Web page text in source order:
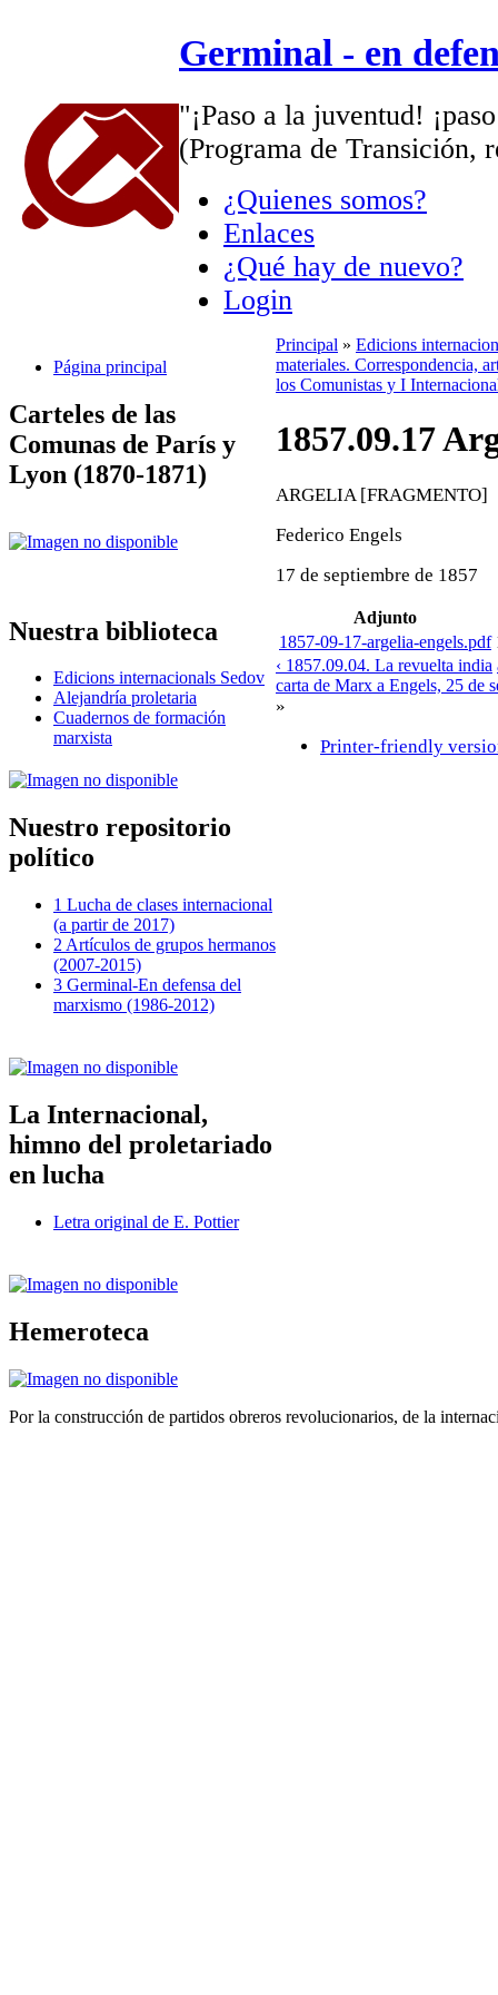
Germinal - en
"¡Paso a la juventud!
(Programa de Transición,
¿Quienes somos?
Enlaces
¿Qué hay de nuevo?
Login
Página principal
Carteles de las
Comunas de París y
Lyon (1870-1871)
Nuestra biblioteca
Edicions internacionals Sedov
Alejandría proletaria
Cuadernos de formación
marxista
Nuestro repositorio
político
1 Lucha de clases internacional
(a partir de 2017)
2 Artículos de grupos hermanos
(2007-2015)
3 Germinal-En defensa del
marxismo (1986-2012)
La Internacional,
himno del proletariado
en lucha
Letra original de E. Pottier
Hemeroteca
Principal » Edicions
materiales. Correspondencia,
los Comunistas y I
1857.09.17
ARGELIA [FRAGMENTO]
Federico Engels
17 de septiembre de 1857
Adjunto
1857-09-17-argelia-engels.pdf
‹ 1857.09.04. La revuelta india
carta de Marx a Engels, 25 de
»
Printer-friendly
Por la construcción de partidos obreros revolucionarios, de la